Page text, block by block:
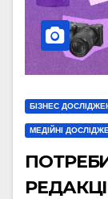
БІЗНЕС
МЕДІЙНІ